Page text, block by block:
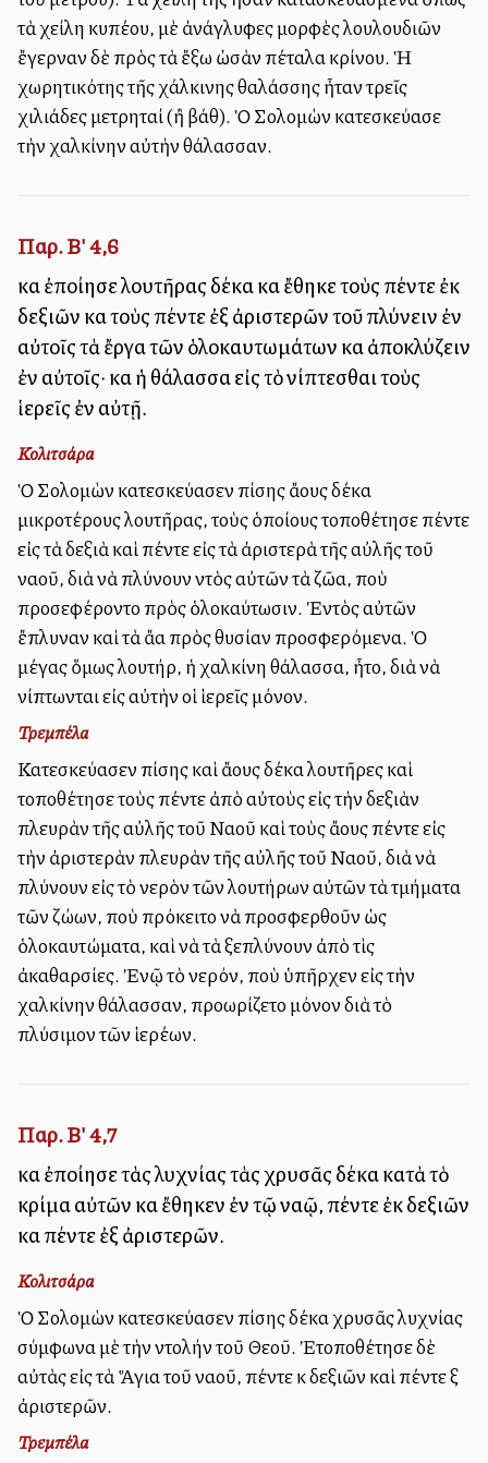
τὰ χείλη κυπέλλου, μὲ ἀνάγλυφες μορφὲς λουλουδιῶν
ἔγερναν δὲ πρὸς τὰ ἔξω ὡσὰν πέταλα κρίνου. Ἡ
χωρητικότης τῆς χάλκινης θαλάσσης ἦταν τρεῖς
χιλιάδες μετρηταί (ἢ βάθ). Ὁ Σολομὼν κατεσκεύασε
τὴν χαλκίνην αὐτὴν θάλασσαν.
Παρ. Β' 4,6
καὶ ἐποίησε λουτῆρας δέκα καὶ ἔθηκε τοὺς πέντε ἐκ
δεξιῶν καὶ τοὺς πέντε ἐξ ἀριστερῶν τοῦ πλύνειν ἐν
αὐτοῖς τὰ ἔργα τῶν ὁλοκαυτωμάτων καὶ ἀποκλύζειν
ἐν αὐτοῖς· καὶ ἡ θάλασσα εἰς τὸ νίπτεσθαι τοὺς
ἱερεῖς ἐν αὐτῇ.
Κολιτσάρα
Ὁ Σολομὼν κατεσκεύασεν ἐπίσης ἄλλους δέκα
μικροτέρους λουτῆρας, τοὺς ὁποίους ἐτοποθέτησε πέντε
εἰς τὰ δεξιὰ καὶ πέντε εἰς τὰ ἀριστερὰ τῆς αὐλῆς τοῦ
ναοῦ, διὰ νὰ πλύνουν ἐντὸς αὐτῶν τὰ ζῶα, ποὺ
προσεφέροντο πρὸς ὁλοκαύτωσιν. Ἐντὸς αὐτῶν
ἔπλυναν καὶ τὰ ἄλλα πρὸς θυσίαν προσφερόμενα. Ὁ
μέγας ὅμως λουτήρ, ἡ χαλκίνη θάλασσα, ἦτο, διὰ νὰ
νίπτωνται εἰς αὐτὴν οἱ ἱερεῖς μόνον.
Τρεμπέλα
Κατεσκεύασεν ἐπίσης καὶ ἄλλους δέκα λουτῆρες καὶ
ἐτοποθέτησε τοὺς πέντε ἀπὸ αὐτοὺς εἰς τὴν δεξιὰν
πλευρὰν τῆς αὐλῆς τοῦ Ναοῦ καὶ τοὺς ἄλλους πέντε εἰς
τὴν ἀριστερὰν πλευρὰν τῆς αὐλῆς τοῦ Ναοῦ, διὰ νὰ
πλύνουν εἰς τὸ νερὸν τῶν λουτήρων αὐτῶν τὰ τμήματα
τῶν ζώων, ποὺ ἐπρόκειτο νὰ προσφερθοῦν ὡς
ὁλοκαυτώματα, καὶ νὰ τὰ ξεπλύνουν ἀπὸ τὶς
ἀκαθαρσίες. Ἐνῷ τὸ νερόν, ποὺ ὑπῆρχεν εἰς τὴν
χαλκίνην θάλασσαν, προωρίζετο μόνον διὰ τὸ
πλύσιμον τῶν ἱερέων.
Παρ. Β' 4,7
καὶ ἐποίησε τὰς λυχνίας τὰς χρυσᾶς δέκα κατὰ τὸ
κρίμα αὐτῶν καὶ ἔθηκεν ἐν τῷ ναῷ, πέντε ἐκ δεξιῶν
καὶ πέντε ἐξ ἀριστερῶν.
Κολιτσάρα
Ὁ Σολομὼν κατεσκεύασεν ἐπίσης δέκα χρυσᾶς λυχνίας
σύμφωνα μὲ τὴν ἐντολήν τοῦ Θεοῦ. Ἐτοποθέτησε δὲ
αὐτὰς εἰς τὰ Ἅγια τοῦ ναοῦ, πέντε ἐκ δεξιῶν καὶ πέντε ἐξ
ἀριστερῶν.
Τρεμπέλα